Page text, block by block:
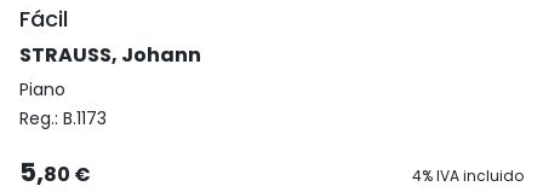
Fácil
STRAUSS, Johann
Piano
Reg.: B.1173
5,80 € 4% IVA incluido